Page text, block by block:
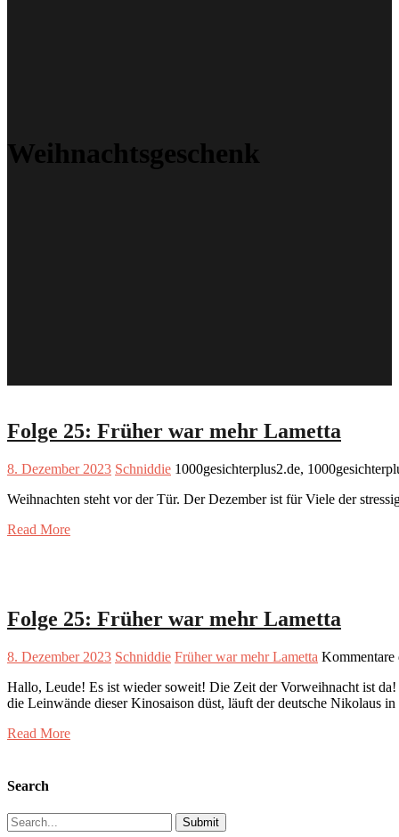
Weihnachtsgeschenk
Folge 25: Früher war mehr Lametta
8. Dezember 2023 Schniddie 1000gesichterplus2.de,
Weihnachten steht vor der Tür. Der Dezember ist für Viele der
Read More
Folge 25: Früher war mehr Lametta
8. Dezember 2023 Schniddie Früher war mehr Lametta Kommentare
Hallo, Leude! Es ist wieder soweit! Die Zeit der Vorweihnacht ist
die Leinwände dieser Kinosaison düst, läuft der deutsche Nikolaus
Read More
Search
Search